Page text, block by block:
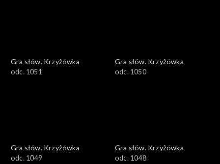
Gra słów. Krzyżówka
odc. 1051
Gra słów. Krzyżówka
odc. 1050
Gra słów. Krzyżówka
odc. 1049
Gra słów. Krzyżówka
odc. 1048